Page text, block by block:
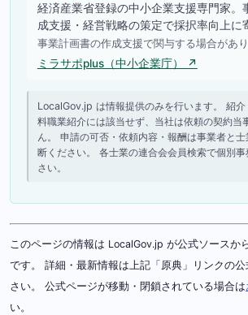
経済産業省登録の中小企業支援専門家。
成支援・経営戦略の策定で採択率向上に
事業計画書の作成支援で関与する場合があり
ミラサポplus（中小企業庁） ↗
LocalGov.jp は情報提供のみを行います。 紹
料職業紹介には該当せず、当社は依頼の契約当
ん。 申請の可否・依頼内容・報酬は事業者と
断ください。 各士業の連合会会員検索で個別
さい。
このページの情報は LocalGov.jp が公式ソースか
です。 詳細・最新情報は上記「原典」リンクの
さい。 公式ページが移動・閉鎖されている場合は
い。